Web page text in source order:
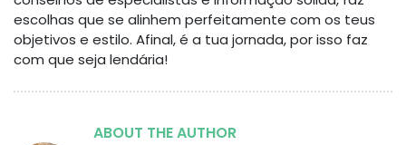
escolhas que se alinhem perfeitamente com os teus
objetivos e estilo. Afinal, é a tua jornada, por isso faz
com que seja lendária!
ABOUT THE AUTHOR